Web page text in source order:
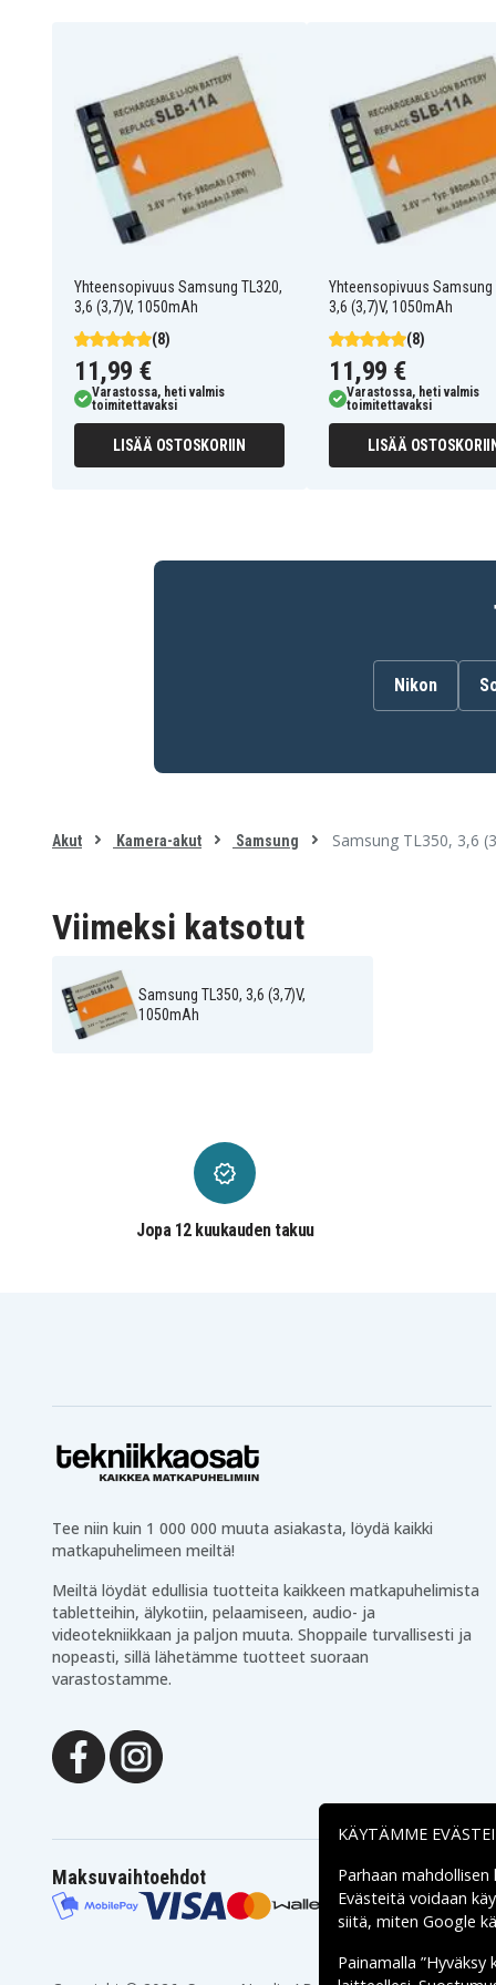
Akku on yhteensopiva seuraavien mallien kanssa:
Samsung CL65
Samsung CL80
Samsung HZ15
Samsung HZ15W
Samsung HZ30
Samsung HZ30W
Samsung HZ50
Samsung HZ50W
Samsung ST5000
Samsung ST5500
Samsung TL320
Samsung TL350
Samsung WB100
Samsung WB1000
Samsung WB5000
Samsung WB550
Yhteensopivuus Samsung TL320,
3,6 (3,7)V, 1050mAh
(8)
11,99 €
Varastossa, heti valmis
toimitettavaksi
LISÄÄ OSTOSKORIIN
Yhteensopivuus Samsung
3,6 (3,7)V, 1050mAh
(8)
11,99 €
Varastossa, heti valmis
toimitettavaksi
LISÄÄ OSTOSKORIIN
Nikon
Akut Kamera-akut Samsung Samsung TL350, 3,6
Viimeksi katsotut
Samsung TL350, 3,6 (3,7)V,
1050mAh
Jopa 12 kuukauden takuu
Tee niin kuin 1 000 000 muuta asiakasta, löydä kaikki
matkapuhelimeen meiltä!
Meiltä löydät edullisia tuotteita kaikkeen matkapuhelimista
tabletteihin, älykotiin, pelaamiseen, audio- ja
videotekniikkaan ja paljon muuta. Shoppaile turvallisesti ja
nopeasti, sillä lähetämme tuotteet suoraan
varastostamme.
Maksuvaihtoehdot
KÄYTÄMME
Parhaan
Evästeitä voidaan
siitä, miten Google
Painamalla